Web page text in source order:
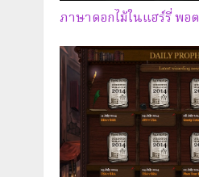
ภาษาดอกไม้ในแฮร์รี่ พอ